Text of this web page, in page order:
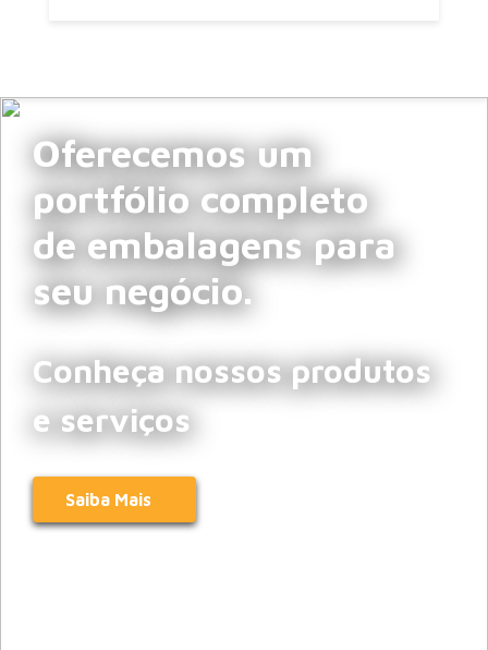
Oferecemos um
portfólio completo
de embalagens para
seu negócio.
Conheça nossos produtos
e serviços
Saiba Mais